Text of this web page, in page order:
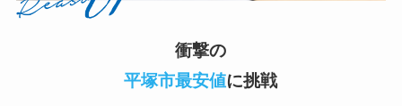
衝撃の
平塚市最安値に挑戦